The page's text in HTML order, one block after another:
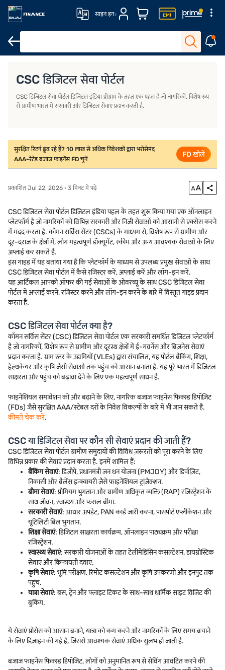
साइन इन
CSC डिजिटल सेवा पोर्टल
CSC डिजिटल सेवा पोर्टल डिजिटल इंडिया प्रोग्राम के तहत एक पहल है जो नागरिकों, विशेष रूप
से ग्रामीण भारत में सरकारी और डिजिटल सेवाएं प्रदान करती है.
सुरक्षित रिटर्न ढूंढ रहे हैं? 10 लाख से अधिक निवेशकों द्वारा भरोसेमंद
AAA-रेटेड बजाज फाइनेंस FD चुनें
FD खोलें
प्रकाशित Jul 22, 2026 · 3 मिनट में पढ़ें
CSC डिजिटल सेवा पोर्टल डिजिटल इंडिया पहल के तहत शुरू किया गया एक ऑनलाइन
प्लेटफॉर्म है जो नागरिकों को विभिन्न सरकारी और निजी सेवाओं को आसानी से एक्सेस करने
में मदद करता है. कॉमन सर्विस सेंटर (CSCs) के माध्यम से, विशेष रूप से ग्रामीण और
दूर-दराज के क्षेत्रों में, लोग महत्वपूर्ण डॉक्यूमेंट, स्कीम और अन्य आवश्यक सेवाओं के लिए
अप्लाई कर सकते हैं.
इस गाइड में यह बताया गया है कि प्लेटफॉर्म के माध्यम से उपलब्ध प्रमुख सेवाओं के साथ
CSC डिजिटल सेवा पोर्टल में कैसे रजिस्टर करें, अप्लाई करें और लॉग-इन करें.
यह आर्टिकल आपको ऑफर की गई सेवाओं के ओवरव्यू के साथ CSC डिजिटल सेवा
पोर्टल में अप्लाई करने, रजिस्टर करने और लॉग-इन करने के बारे में विस्तृत गाइड प्रदान
करता है.
CSC डिजिटल सेवा पोर्टल क्या है?
कॉमन सर्विस सेंटर (CSC) डिजिटल सेवा पोर्टल एक सरकारी समर्थित डिजिटल प्लेटफॉर्म
है जो नागरिकों, विशेष रूप से ग्रामीण और दूरस्थ क्षेत्रों में ई-गवर्नेंस और बिज़नेस सेवाएं
प्रदान करता है. ग्राम स्तर के उद्यमियों (VLEs) द्वारा संचालित, यह पोर्टल बैंकिंग, शिक्षा,
हेल्थकेयर और कृषि जैसी सेवाओं तक पहुंच को आसान बनाता है. यह पूरे भारत में डिजिटल
साक्षरता और पहुंच को बढ़ावा देने के लिए एक महत्वपूर्ण साधन है.
फाइनेंशियल समावेशन को और बढ़ाने के लिए, नागरिक बजाज फाइनेंस फिक्स्ड डिपॉज़िट
(FDs) जैसे सुरक्षित AAA/स्टेबल दरों के निवेश विकल्पों के बारे में भी जान सकते हैं.
कीमतें चेक करें.
CSC या डिजिटल सेवा पर कौन सी सेवाएं प्रदान की जाती हैं?
CSC डिजिटल सेवा पोर्टल ग्रामीण समुदायों की विविध ज़रूरतों को पूरा करने के लिए
विभिन्न प्रकार की सेवाएं प्रदान करता है. इनमें शामिल हैं:
बैंकिंग सेवाएं: डिजीपे, प्रधानमंत्री जन धन योजना (PMJDY) और डिपॉज़िट,
निकासी और बैलेंस इन्क्वायरी जैसे फाइनेंशियल ट्रांज़ैक्शन.
बीमा सेवाएं: प्रीमियम भुगतान और ग्रामीण अधिकृत व्यक्ति (RAP) रजिस्ट्रेशन के
साथ जीवन, स्वास्थ्य और फसल बीमा.
सरकारी सेवाएं: आधार अपडेट, PAN कार्ड जारी करना, पासपोर्ट एप्लीकेशन और
यूटिलिटी बिल भुगतान.
शिक्षा सेवाएं: डिजिटल साक्षरता कार्यक्रम, ऑनलाइन पाठ्यक्रम और परीक्षा
रजिस्ट्रेशन.
स्वास्थ्य सेवाएं: सरकारी योजनाओं के तहत टेलीमेडिसिन कंसल्टेशन, डायग्नोस्टिक
सेवाएं और किफायती दवाएं.
कृषि सेवाएं: भूमि परीक्षण, रिमोट कंसल्टेशन और कृषि उपकरणों और इनपुट तक
पहुंच.
यात्रा सेवाएं: बस, ट्रेन और फ्लाइट टिकट के साथ-साथ धार्मिक साइट विजिट की
बुकिंग.
ये सेवाएं प्रोसेस को आसान बनाने, यात्रा को कम करने और नागरिकों के लिए समय बचाने
के लिए डिज़ाइन की गई हैं, जिससे आवश्यक सेवाएं अधिक सुलभ हो जाती हैं.
बजाज फाइनेंस फिक्स्ड डिपॉजिट, लोगों को अनुमानित रूप से सेविंग आवंटित करने की